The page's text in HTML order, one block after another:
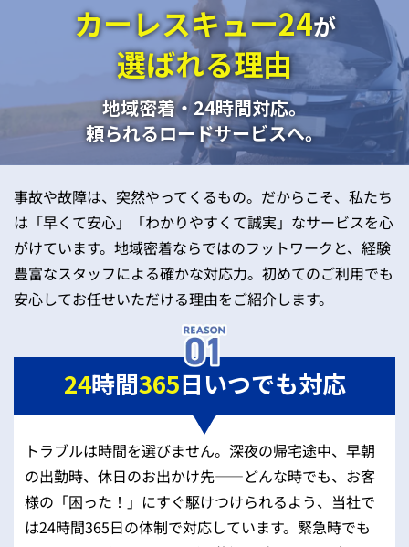
カーレスキュー24が
選ばれる理由
地域密着・24時間対応。
頼られるロードサービスへ。
事故や故障は、突然やってくるもの。だからこそ、私たち
は「早くて安心」「わかりやすくて誠実」なサービスを心
がけています。地域密着ならではのフットワークと、経験
豊富なスタッフによる確かな対応力。初めてのご利用でも
安心してお任せいただける理由をご紹介します。
24時間365日いつでも対応
トラブルは時間を選びません。深夜の帰宅途中、早朝
の出勤時、休日のお出かけ先——どんな時でも、お客
様の「困った！」にすぐ駆けつけられるよう、当社で
は24時間365日の体制で対応しています。緊急時でも